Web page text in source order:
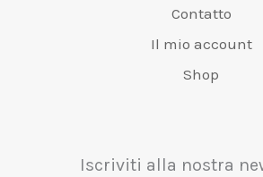
Contatto
Il mio account
Shop
Iscriviti alla nostra